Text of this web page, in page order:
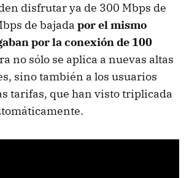
disfrutar ya de 300 Mbps de
de bajada por el mismo
por la conexión de 100
no sólo se aplica a nuevas altas
sino también a los usuarios
tarifas, que han visto triplicada